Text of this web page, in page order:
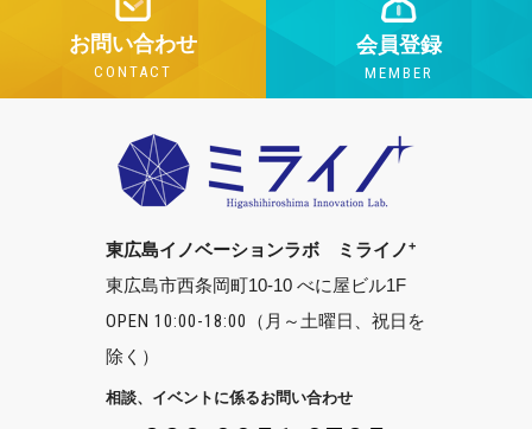
お問い合わせ
CONTACT
会員登録
MEMBER
東広島イノベーションラボ ミライノ+
東広島市西条岡町10-10 べに屋ビル1F
OPEN 10:00-18:00
（月～土曜日、祝日を
除く）
相談、イベントに係るお問い合わせ